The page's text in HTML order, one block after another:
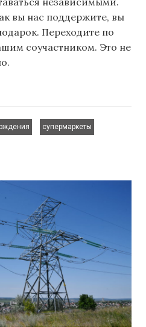
вы нас поддержите, вы
Переходите по
соучастником. Это не
супермаркеты